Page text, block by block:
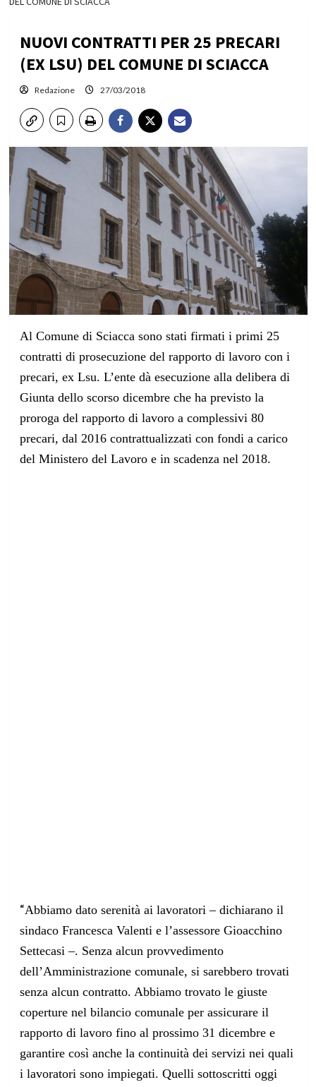
NUOVI CONTRATTI PER 25 PRECARI
(EX LSU) DEL COMUNE DI SCIACCA
Redazione 27/03/2018
Al Comune di Sciacca sono stati firmati i primi 25
contratti di prosecuzione del rapporto di lavoro con i
precari, ex Lsu. L’ente dà esecuzione alla delibera di
Giunta dello scorso dicembre che ha previsto la
proroga del rapporto di lavoro a complessivi 80
precari, dal 2016 contrattualizzati con fondi a carico
del Ministero del Lavoro e in scadenza nel 2018.
“Abbiamo dato serenità ai lavoratori – dichiarano il
sindaco Francesca Valenti e l’assessore Gioacchino
Settecasi –. Senza alcun provvedimento
dell’Amministrazione comunale, si sarebbero trovati
senza alcun contratto. Abbiamo trovato le giuste
coperture nel bilancio comunale per assicurare il
rapporto di lavoro fino al prossimo 31 dicembre e
garantire così anche la continuità dei servizi nei quali
i lavoratori sono impiegati. Quelli sottoscritti oggi